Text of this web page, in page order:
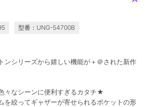
型番：UNG-54700B
ンシリーズから嬉しい機能が＋＠された新作
々なシーンに便利すぎるカタチ★
を絞ってギャザーが寄せられるポケットの形